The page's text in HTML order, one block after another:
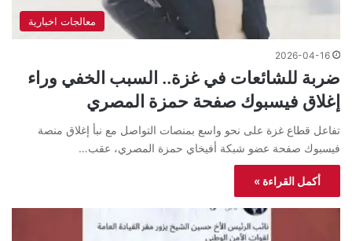
معالجات اخبارية
2026-04-16
ضربة للشائعات في غزة.. السبب الخفي وراء
إغلاق فيسبوك صفحة حمزة المصري
تفاعل قطاع غزة على نحو واسع بمنصات التواصل مع نبأ إغلاق منصة
فيسبوك صفحة عضو شبكة أفيخاي حمزة المصري، عقب…
أكمل القراءة »